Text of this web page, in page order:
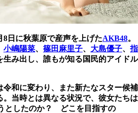
8日に秋葉原で産声を上げたAKB48。
小嶋陽菜、 篠田麻里子、 大島優子、指
生み出し、誰もが知る国民的アイドル
令和に変わり、また新たなスター候補
当時とは異なる状況で、彼女たちは
としたのか？ どこを目指すの